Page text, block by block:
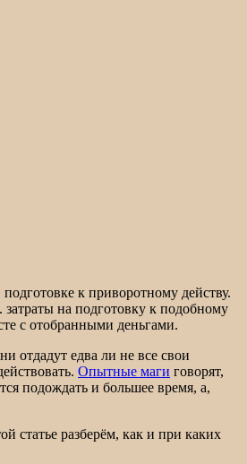
к приворотному действу.
на подготовку к подобному
с отобранными деньгами.
отдадут едва ли не все свои
Опытные маги говорят,
подождать и большее время, а,
статье разберём, как и при каких